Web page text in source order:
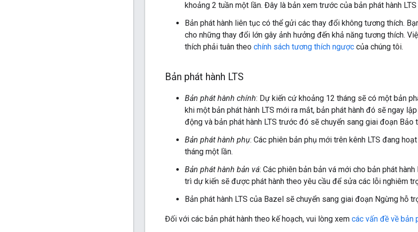
khoảng 2 tuần một lần. Đây là bản xem trước của bản phát hành
Bản phát hành liên tục có thể gửi các thay đổi không tương thích.
cho những thay đổi lớn gây ảnh hưởng đến khả năng tương thích.
thích phải tuân theo chính sách tương thích ngược của chúng tôi.
Bản phát hành LTS
Bản phát hành chính: Dự kiến cứ khoảng 12 tháng sẽ có một bản
khi một bản phát hành LTS mới ra mắt, bản phát hành đó sẽ ngay
động và bản phát hành LTS trước đó sẽ chuyển sang giai đoạn Bảo
Bản phát hành phụ: Các phiên bản phụ mới trên kênh LTS đang
tháng một lần.
Bản phát hành bản vá: Các phiên bản bản vá mới cho bản phát
trì dự kiến sẽ được phát hành theo yêu cầu để sửa các lỗi nghiêm
Bản phát hành LTS của Bazel sẽ chuyển sang giai đoạn Ngừng hỗ
Đối với các bản phát hành theo kế hoạch, vui lòng xem các vấn đề về bản